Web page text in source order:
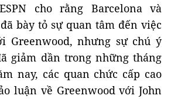
cho rằng Barcelona và
bày tỏ sự quan tâm đến việc
Greenwood, nhưng sự chú ý
giảm dần trong những tháng
nay, các quan chức cấp cao
luận về Greenwood với John